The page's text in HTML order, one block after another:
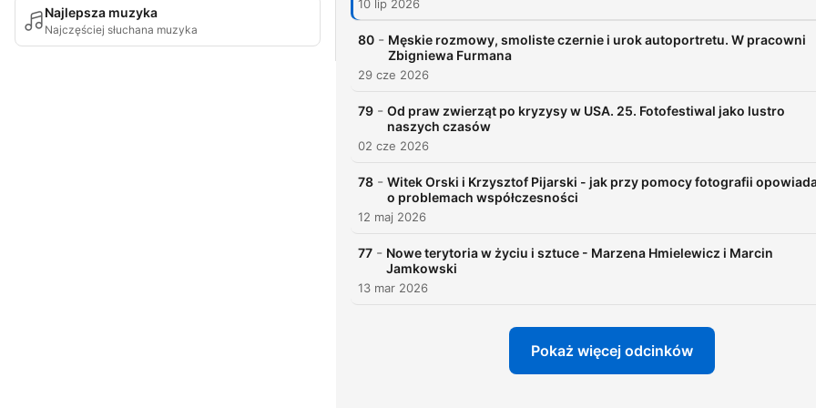
Najlepsza muzyka
Najczęściej słuchana muzyka
10 lip 2026
80 - Męskie rozmowy, smoliste czernie i urok autoportretu. W pracowni
Zbigniewa Furmana
29 cze 2026
79 - Od praw zwierząt po kryzysy w USA. 25. Fotofestiwal jako lustro
naszych czasów
02 cze 2026
78 - Witek Orski i Krzysztof Pijarski - jak przy pomocy fotografii
o problemach współczesności
12 maj 2026
77 - Nowe terytoria w życiu i sztuce - Marzena Hmielewicz i Marcin
Jamkowski
13 mar 2026
Pokaż więcej odcinków